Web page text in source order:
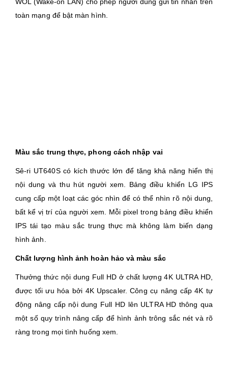
toàn mạng để bật màn hình.
Màu sắc trung thực, phong cách nhập vai
Sê-ri UT640S có kích thước lớn để tăng khả năng hiển thị
nội dung và thu hút người xem. Bảng điều khiển LG IPS
cung cấp một loạt các góc nhìn để có thể nhìn rõ nội dung,
bất kể vị trí của người xem. Mỗi pixel trong bảng điều khiển
IPS tái tạo màu sắc trung thực mà không làm biến dạng
hình ảnh.
Chất lượng hình ảnh hoàn hảo và màu sắc
Thưởng thức nội dung Full HD ở chất lượng 4K ULTRA HD,
được tối ưu hóa bởi 4K Upscaler. Công cụ nâng cấp 4K tự
động nâng cấp nội dung Full HD lên ULTRA HD thông qua
một số quy trình nâng cấp để hình ảnh trông sắc nét và rõ
ràng trong mọi tình huống xem.